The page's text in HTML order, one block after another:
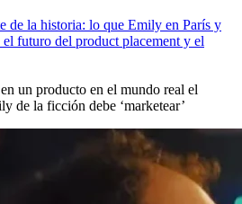
de la historia: lo que Emily en París y
el futuro del product placement y el
un producto en el mundo real el
de la ficción debe ‘marketear’